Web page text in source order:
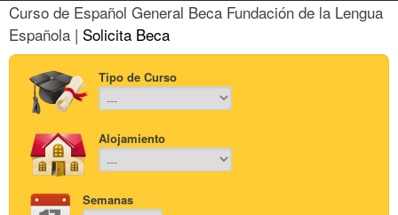
Curso de Español General Beca Fundación de la Lengua
Española | Solicita Beca
Tipo de Curso
Alojamiento
Semanas